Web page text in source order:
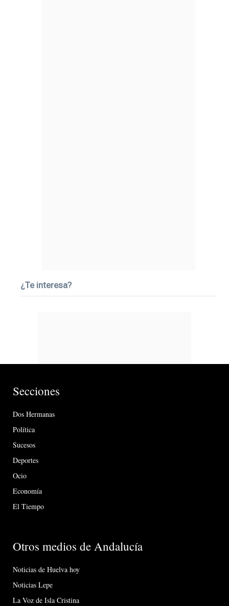
¿Te interesa?
Secciones
Dos Hermanas
Política
Sucesos
Deportes
Ocio
Economía
El Tiempo
Otros medios de Andalucía
Noticias de Huelva hoy
Noticias Lepe
La Voz de Isla Cristina